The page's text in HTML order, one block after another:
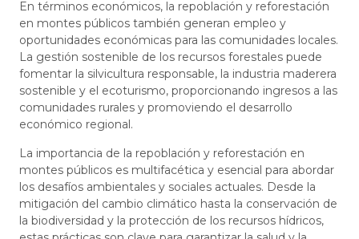
En términos económicos, la repoblación y reforestación
en montes públicos también generan empleo y
oportunidades económicas para las comunidades locales.
La gestión sostenible de los recursos forestales puede
fomentar la silvicultura responsable, la industria maderera
sostenible y el ecoturismo, proporcionando ingresos a las
comunidades rurales y promoviendo el desarrollo
económico regional.
La importancia de la repoblación y reforestación en
montes públicos es multifacética y esencial para abordar
los desafíos ambientales y sociales actuales. Desde la
mitigación del cambio climático hasta la conservación de
la biodiversidad y la protección de los recursos hídricos,